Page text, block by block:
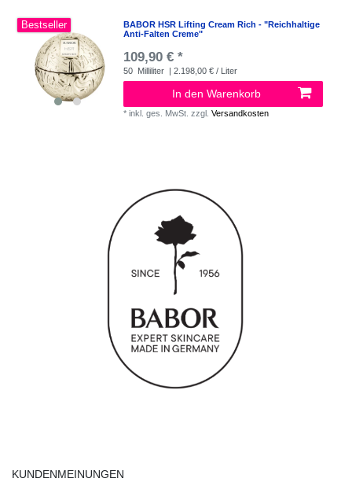
Bestseller
BABOR HSR Lifting Cream Rich - "Reichhaltige
Anti-Falten Creme"
109,90 € *
50 Milliliter | 2.198,00 € / Liter
In den Warenkorb
*inkl. ges. MwSt. zzgl.Versandkosten
KUNDENMEINUNGEN